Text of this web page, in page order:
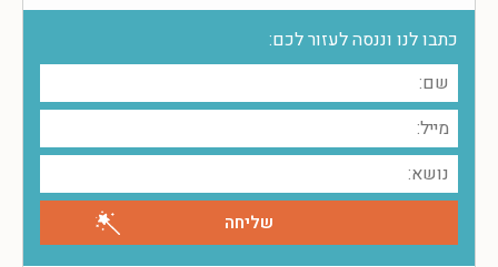
כתבו לנו וננסה לעזור לכם: